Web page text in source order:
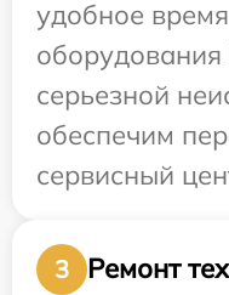
удобное
серьезной
обеспечим
сервисный
3
Ремонт